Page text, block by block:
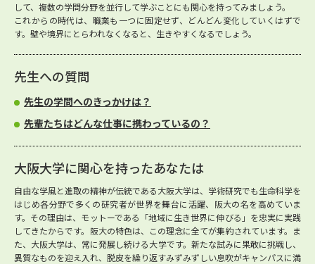
して、複数の学問分野を並行して学ぶことにも関心を持ってみましょう。
これからの時代は、職業も一つに固定せず、どんどん変化していくはずで
す。壁や境界にとらわれなくなると、生きやすくなるでしょう。
先生への質問
先生の学問へのきっかけは？
先輩たちはどんな仕事に携わっているの？
大阪大学に関心を持ったあなたは
自由な学風と進取の精神が伝統である大阪大学は、学術研究でも生命科学を
はじめ各分野で多くの研究者が世界を舞台に活躍、阪大の名を高めていま
す。その理由は、モットーである「地域に生き世界に伸びる」を忠実に実践
してきたからです。阪大の特色は、この理念に全てが集約されています。ま
た、大阪大学は、常に発展し続ける大学です。新たな試みに果敢に挑戦し、
異質なものを迎え入れ、脱皮を繰り返すみずみずしい息吹がキャンパスに満